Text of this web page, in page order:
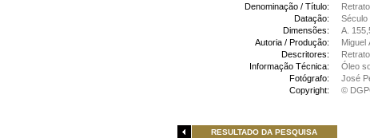
Denominação / Título:
Datação:
Século
Dimensões:
A.
Autoria / Produção:
Miguel
Descritores:
Retrato
Informação Técnica:
Óleo
Fotógrafo:
José
Copyright:
©
RESULTADO DA PESQUISA